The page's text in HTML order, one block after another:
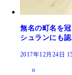
無名の町名を
シュランにも
2017年12月24日